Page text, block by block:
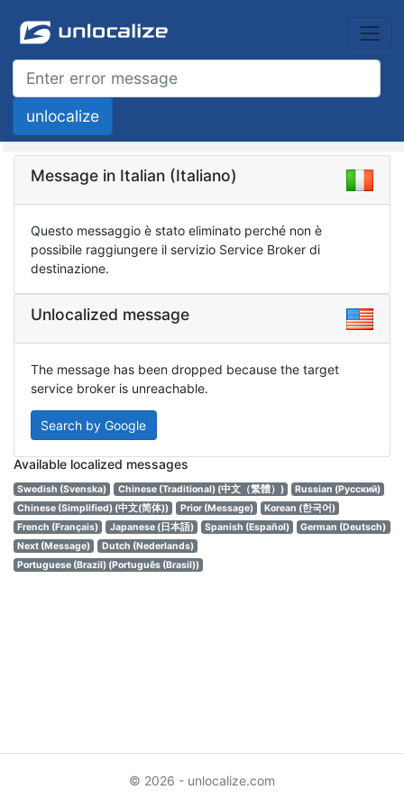
Message in Italian (Italiano)
Questo messaggio è stato eliminato perché non è
possibile raggiungere il servizio Service Broker di
destinazione.
Unlocalized message
The message has been dropped because the target
service broker is unreachable.
Search by Google
Available localized messages
Swedish (Svenska) Chinese (Traditional) (中文（繁體）)
Russian (Русский)
Chinese (Simplified) (中文(简体))
Prior (Message)
Korean (한국어)
French (Français)
Japanese (日本語) Spanish (Español)
German (Deutsch)
Next (Message)
Dutch (Nederlands)
Portuguese (Brazil) (Português (Brasil))
© 2026 - unlocalize.com